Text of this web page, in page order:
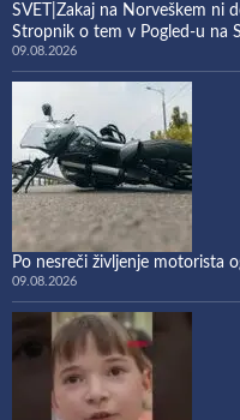
SVET|Zakaj na Norveškem ni
Stropnik o tem v Pogled-u na
09.08.2026
Po nesreči življenje motorista
09.08.2026